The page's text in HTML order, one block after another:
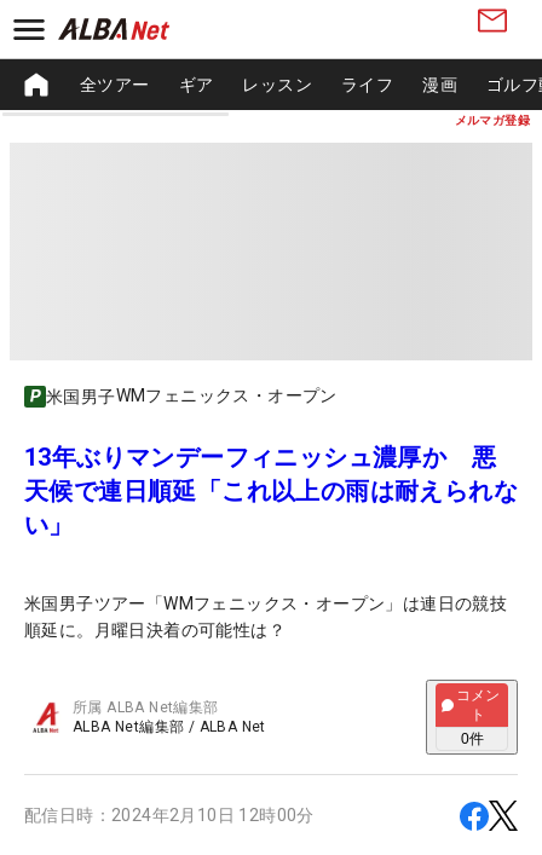
メルマガ登録
全ツアー ギア レッスン ライフ 漫画 ゴル
米国男子WMフェニックス・オープン
13年ぶりマンデーフィニッシュ濃厚か 悪
天候で連日順延「これ以上の雨は耐えられな
い」
米国男子ツアー「WMフェニックス・オープン」は連日の競技
順延に。月曜日決着の可能性は？
所属ALBA Net編集部
ALBA Net編集部 / ALBA Net
コメン
ト
0件
配信日時： 2024年2月10日 12時00分